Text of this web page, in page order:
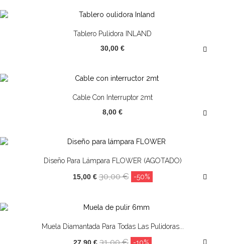
Tablero Pulidora INLAND
30,00 €
Cable Con Interruptor 2mt
8,00 €
Diseño Para Lámpara FLOWER (AGOTADO)
15,00 €30,00 € -50%
Muela Diamantada Para Todas Las Pulidoras...